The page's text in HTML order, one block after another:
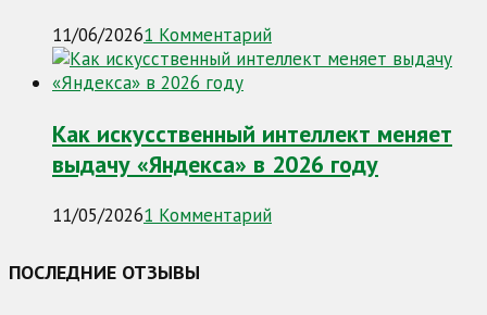
11/06/20261 Комментарий
Как искусственный интеллект меняет
выдачу «Яндекса» в 2026 году
11/05/20261 Комментарий
ПОСЛЕДНИЕ ОТЗЫВЫ